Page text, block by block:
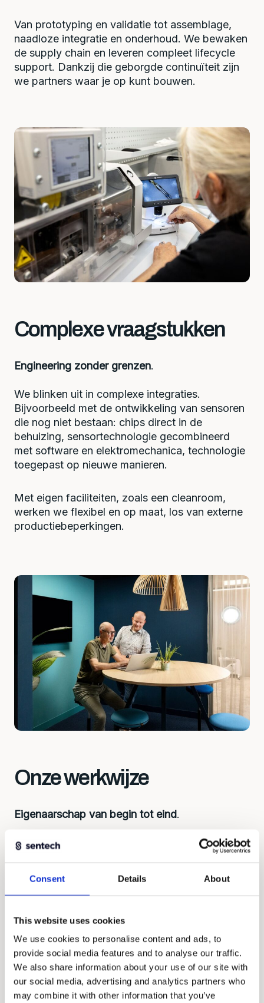
Consent Details About
This website uses cookies
We use cookies to personalise content and ads, to
provide social media features and to analyse our traffic.
We also share information about your use of our site with
our social media, advertising and analytics partners who
may combine it with other information that you’ve
Van prototyping en validatie tot assemblage,
naadloze integratie en onderhoud. We bewaken
de supply chain en leveren compleet lifecycle
support. Dankzij die geborgde continuïteit zijn
we partners waar je op kunt bouwen.
Complexe vraagstukken
Engineering zonder grenzen.
We blinken uit in complexe integraties.
Bijvoorbeeld met de ontwikkeling van sensoren
die nog niet bestaan: chips direct in de
behuizing, sensortechnologie gecombineerd
met software en elektromechanica, technologie
toegepast op nieuwe manieren.
Met eigen faciliteiten, zoals een cleanroom,
werken we flexibel en op maat, los van externe
productiebeperkingen.
Onze werkwijze
Eigenaarschap van begin tot eind.
Eerst begrijpen, dan bouwen. Elke oplossing
begint bij de juiste vragen: wat wil je meten,
budget? Dat bepaalt de aanpak, overwegingen
over ontwikkeling, levertijd en kosten.
mee en nemen verantwoordelijkheid voor het
geheel.